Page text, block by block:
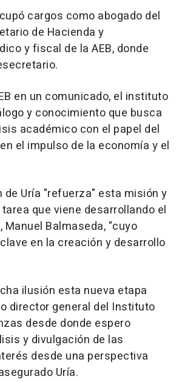
cargos como abogado del
de Hacienda y
y fiscal de la AEB, donde
en un comunicado, el instituto
y conocimiento que busca
académico con el papel del
el impulso de la economía y el
de Uría "refuerza" esta misión y
que viene desarrollando el
Manuel Balmaseda, "cuyo
en la creación y desarrollo
ilusión esta nueva etapa
director general del Instituto
desde donde espero
y divulgación de las
desde una perspectiva
Uría.